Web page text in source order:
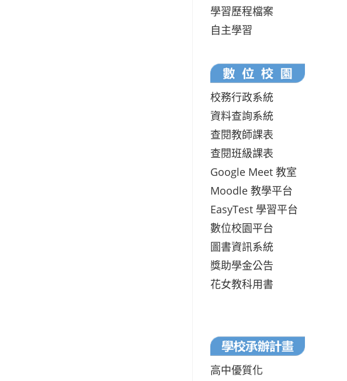
學習歷程檔案
自主學習
校務行政系統
資料查詢系統
查閱教師課表
查閱班級課表
Google Meet 教室
Moodle 教學平台
EasyTest 學習平台
數位校園平台
圖書資訊系統
獎助學金公告
花女教科用書
高中優質化